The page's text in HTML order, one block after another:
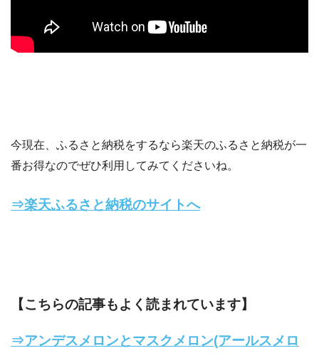
今現在、ふるさと納税をするなら楽天のふるさと納税が一
番お得なのでぜひ利用してみてくださいね。
⇒楽天ふるさと納税のサイトへ
【こちらの記事もよく読まれています】
⇒アンデスメロンとマスクメロン(アールスメロ